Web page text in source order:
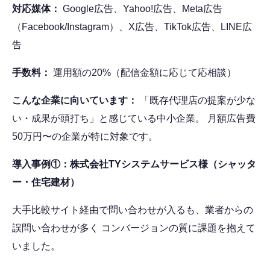
対応媒体： Google広告、Yahoo!広告、Meta広告
（Facebook/Instagram）、X広告、TikTok広告、LINE広
告
手数料： 運用額の20%（配信金額に応じて応相談）
こんな企業に向いています：
「既存代理店の提案が少な
い・成果が頭打ち」と感じている中小企業。 月額広告費
50万円〜の企業が特に対象です。
導入事例①：株式会社TYシステムサービス様（シャッタ
ー・住宅建材）
大手比較サイト経由で問い合わせが入るも、業者からの
誤問い合わせが多く コンバージョンの質に課題を抱えて
いました。